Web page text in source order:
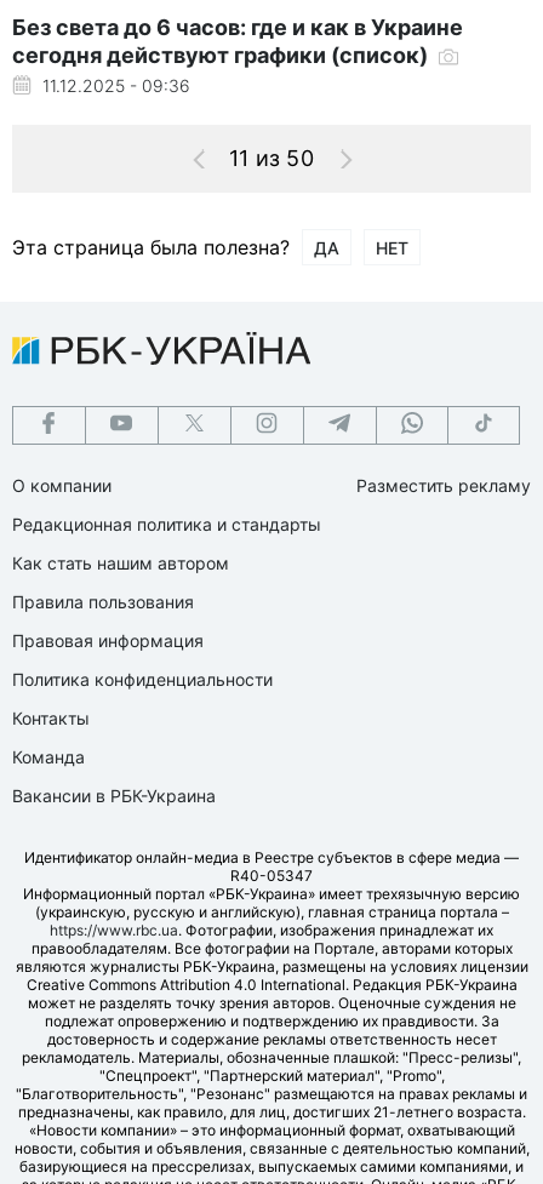
Без света до 6 часов: где и как в Украине
сегодня действуют графики (список)
11.12.2025 - 09:36
11 из 50
Эта страница была полезна? ДА НЕТ
О компании
Редакционная политика и стандарты
Как стать нашим автором
Правила пользования
Правовая информация
Политика конфиденциальности
Контакты
Команда
Вакансии в РБК-Украина
Разместить рекламу
Идентификатор онлайн-медиа в Реестре субъектов в сфере медиа —
R40-05347
Информационный портал «РБК-Украина» имеет трехязычную версию
(украинскую, русскую и английскую), главная страница портала –
https://www.rbc.ua. Фотографии, изображения принадлежат их
правообладателям. Все фотографии на Портале, авторами которых
являются журналисты РБК-Украина, размещены на условиях лицензии
Creative Commons Attribution 4.0 International. Редакция РБК-Украина
может не разделять точку зрения авторов. Оценочные суждения не
подлежат опровержению и подтверждению их правдивости. За
достоверность и содержание рекламы ответственность несет
рекламодатель. Материалы, обозначенные плашкой: "Пресс-релизы",
"Спецпроект", "Партнерский материал", "Promo",
"Благотворительность", "Резонанс" размещаются на правах рекламы и
предназначены, как правило, для лиц, достигших 21-летнего возраста.
«Новости компании» – это информационный формат, охватывающий
новости, события и объявления, связанные с деятельностью компаний,
базирующиеся на прессрелизах, выпускаемых самими компаниями, и